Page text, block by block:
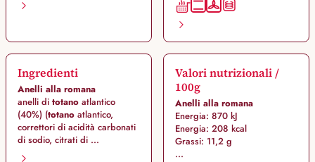
Ingredienti
Anelli alla romana
anelli di totano atlantico
(40%) (totano atlantico,
correttori di acidità carbonati
di sodio, citrati di ...
Valori nutrizionali /
100g
Anelli alla romana
Energia: 870 kJ
Energia: 208 kcal
Grassi: 11,2 g
...